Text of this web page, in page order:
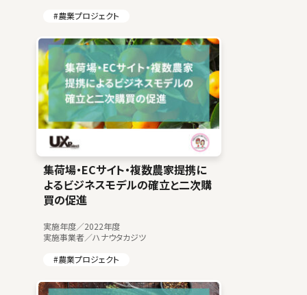
#農業プロジェクト
集荷場・ECサイト・複数農家提携に
よるビジネスモデルの確立と二次購
買の促進
実施年度／2022年度
実施事業者／ハナウタカジツ
#農業プロジェクト